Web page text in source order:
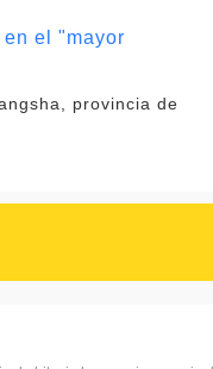
el "mayor
provincia de